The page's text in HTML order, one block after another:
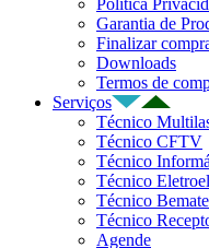
Politica
Garantia de
Finalizar
Downloads
Termos de
Serviços
Técnico
Técnico CFTV
Técnico
Técnico
Técnico
Técnico
Agende